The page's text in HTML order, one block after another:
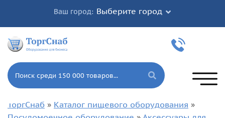
Ваш город: Выберите город
ТоргСнаб » Каталог пищевого оборудования »